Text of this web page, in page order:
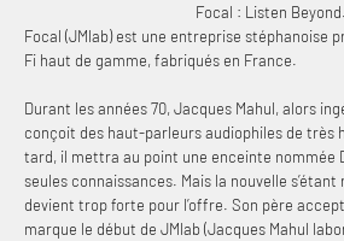
Focal : Listen Beyond.
Focal (JMlab) est une entreprise stéphanoise
Fi haut de gamme, fabriqués en France.
Durant les années 70, Jacques Mahul, alors
conçoit des haut-parleurs audiophiles de très
tard, il mettra au point une enceinte nommée
seules connaissances. Mais la nouvelle
devient trop forte pour l’offre. Son père
marque le début de JMlab (Jacques Mahul